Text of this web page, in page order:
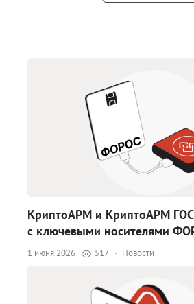
КриптоАРМ и КриптоАРМ
с ключевыми носителями
1 июня 2026 517 · Новости